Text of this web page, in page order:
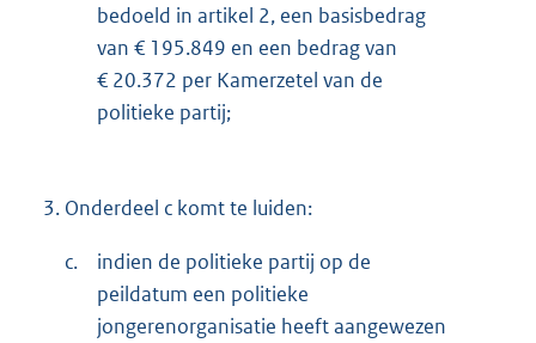
bedoeld in artikel 2, een basisbedrag
van € 195.849 en een bedrag van
€ 20.372 per Kamerzetel van de
politieke partij;
3. Onderdeel c komt te luiden:
c.
indien de politieke partij op de
peildatum een politieke
jongerenorganisatie heeft aangewezen